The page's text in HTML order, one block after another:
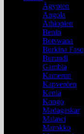
Ägypten
Angola
Äthiopien
Benin
Botswana
Burkina Faso
Burundi
Gambia
Kamerun
Kapverden
Kenia
Kongo
Madagaskar
Malawi
Marokko